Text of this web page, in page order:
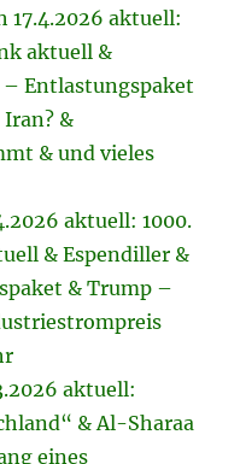
17.4.2026 aktuell:
aktuell &
– Entlastungspaket
&
& und vieles
aktuell: 1000.
& Espendiller &
& Trump –
aktuell:
& Al-Sharaa
eines